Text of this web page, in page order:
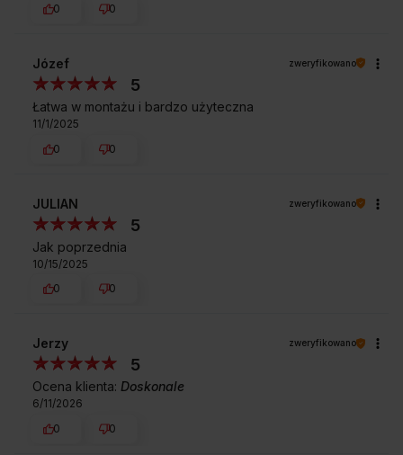
0
0
Józef zweryfikowano
5
Łatwa w montażu i bardzo użyteczna
11/1/2025
0
0
JULIAN zweryfikowano
5
Jak poprzednia
10/15/2025
0
0
Jerzy zweryfikowano
5
Ocena klienta: Doskonale
6/11/2026
0
0